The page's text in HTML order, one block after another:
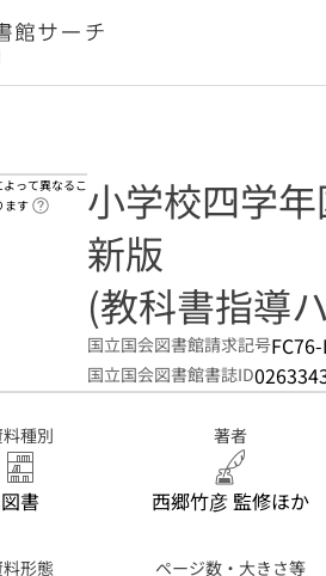
って異なるこ
ます
ヘルプページへのリンク
小学校四学
新版
(教科書指導
国立国会図書館請求記号
国立国会図書館書誌ID
種別
図書
著者
西郷竹彦 監修ほか
形態 ページ数・大きさ等